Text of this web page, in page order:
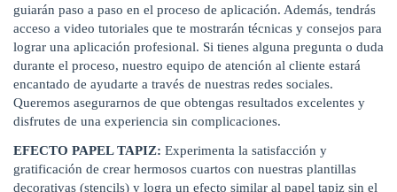
guiarán paso a paso en el proceso de aplicación. Además, tendrás
acceso a video tutoriales que te mostrarán técnicas y consejos para
lograr una aplicación profesional. Si tienes alguna pregunta o duda
durante el proceso, nuestro equipo de atención al cliente estará
encantado de ayudarte a través de nuestras redes sociales.
Queremos asegurarnos de que obtengas resultados excelentes y
disfrutes de una experiencia sin complicaciones.
EFECTO PAPEL TAPIZ: Experimenta la satisfacción y
gratificación de crear hermosos cuartos con nuestras plantillas
decorativas (stencils) y logra un efecto similar al papel tapiz sin el